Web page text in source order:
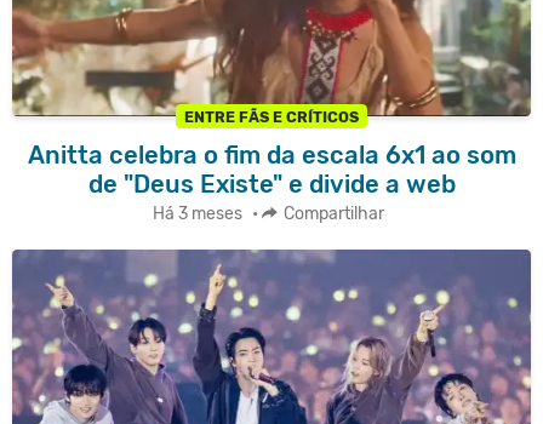
ENTRE FÃS E CRÍTICOS
Anitta celebra o fim da escala 6x1 ao som
de "Deus Existe" e divide a web
Há 3 meses • Compartilhar